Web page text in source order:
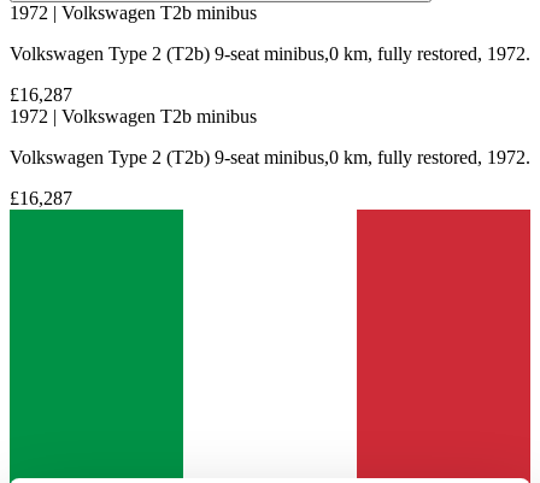
1972 | Volkswagen T2b minibus
Volkswagen Type 2 (T2b) 9-seat minibus,0 km, fully restored, 1972.
£16,287
1972 | Volkswagen T2b minibus
Volkswagen Type 2 (T2b) 9-seat minibus,0 km, fully restored, 1972.
£16,287